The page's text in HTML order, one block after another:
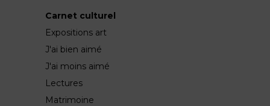
Carnet culturel
Expositions art
J'ai bien aimé
J'ai moins aimé
Lectures
Matrimoine